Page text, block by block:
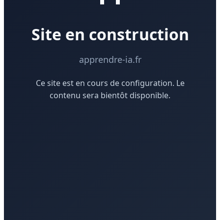
Site en construction
apprendre-ia.fr
Ce site est en cours de configuration. Le
contenu sera bientôt disponible.